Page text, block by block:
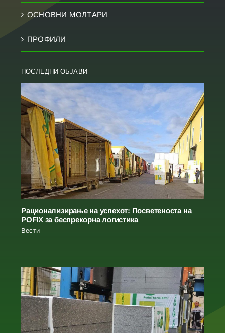
ОСНОВНИ МОЛТАРИ
ПРОФИЛИ
ПОСЛЕДНИ ОБЈАВИ
Рационализирање на успехот: Посветеноста на
POFIX за беспрекорна логистика
Вести